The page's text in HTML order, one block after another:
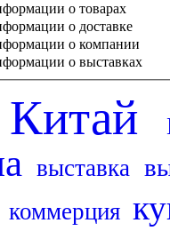
о товарах
о доставке
о компании
о выставках
Китай
выставка
коммерция